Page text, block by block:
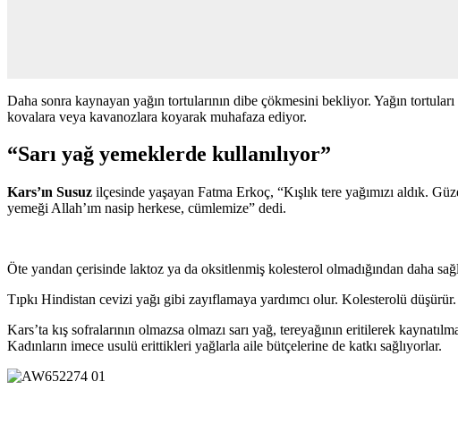
Daha sonra kaynayan yağın tortularının dibe çökmesini bekliyor. Yağın
kovalara veya kavanozlara koyarak muhafaza ediyor.
“Sarı yağ yemeklerde kullanılıyor”
Kars’ın Susuz ilçesinde yaşayan Fatma Erkoç, “Kışlık tere yağımızı aldık.
yemeği Allah’ım nasip herkese, cümlemize” dedi.
Öte yandan çerisinde laktoz ya da oksitlenmiş kolesterol olmadığından daha
Tıpkı Hindistan cevizi yağı gibi zayıflamaya yardımcı olur. Kolesterolü
Kars’ta kış sofralarının olmazsa olmazı sarı yağ, tereyağının eritilerek
Kadınların imece usulü erittikleri yağlarla aile bütçelerine de katkı sağlıyorlar.